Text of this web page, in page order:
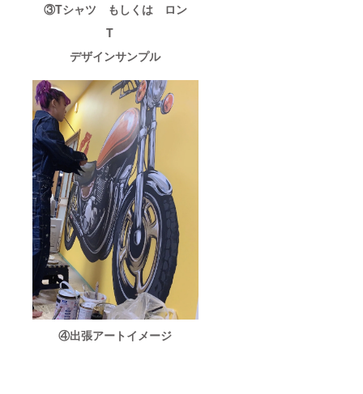
③Tシャツ もしくは ロン
T
デザインサンプル
④出張アートイメージ